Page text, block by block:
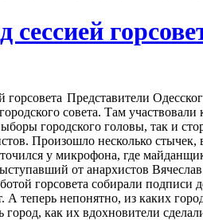
Представители
совета. Там
городского головы, так и
Произошло несколько
у микрофона, где
от анархистов
горсовета собирали
А теперь непонятно, из каких
город, как их вдохновители